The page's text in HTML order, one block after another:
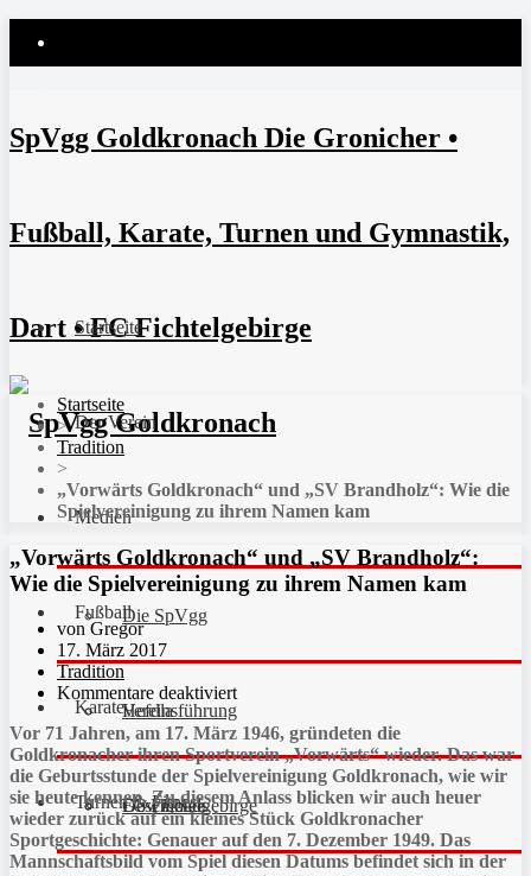
SpVgg Goldkronach Die Gronicher •
Fußball, Karate, Turnen und Gymnastik,
Dart • FC Fichtelgebirge
Startseite
Der Verein
Die SpVgg
Vereinsführung
Geschichte
Medien
Hefdla
Downloads
Fußball
FC Fichtelgebirge
Karate
Turnen & Fitness
Startseite
>
Tradition
>
„Vorwärts Goldkronach“ und „SV Brandholz“: Wie die
Spielvereinigung zu ihrem Namen kam
„Vorwärts Goldkronach“ und „SV Brandholz“:
Wie die Spielvereinigung zu ihrem Namen kam
von Gregor
17. März 2017
Tradition
Kommentare deaktiviert
Vor 71 Jahren, am 17. März 1946, gründeten die
Goldkronacher ihren Sportverein „Vorwärts“ wieder. Das war
die Geburtsstunde der Spielvereinigung Goldkronach, wie wir
sie heute kennen. Zu diesem Anlass blicken wir auch heuer
wieder zurück auf ein kleines Stück Goldkronacher
Sportgeschichte: Genauer auf den 7. Dezember 1949. Das
Mannschaftsbild vom Spiel diesen Datums befindet sich in der